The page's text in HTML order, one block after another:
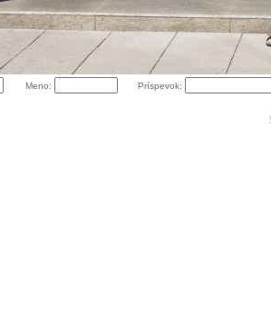
Meno: Príspevok: